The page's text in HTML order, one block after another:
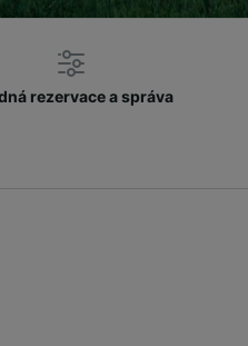
rezervace a správa